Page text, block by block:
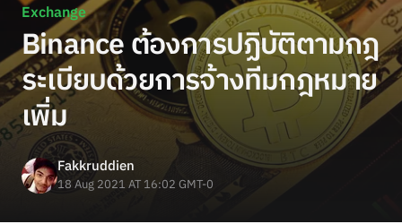
Exchange
Binance ต้องการปฏิบัติตามกฎ
ระเบียบด้วยการจ้างทีมกฎหมาย
เพิ่ม
Fakkruddien
18 Aug 2021 AT 16:02 GMT-0